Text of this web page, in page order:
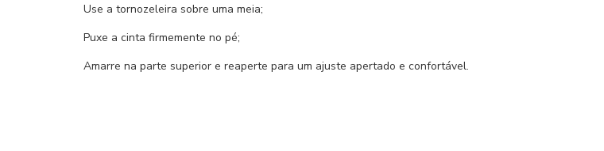
Use a tornozeleira sobre uma meia;
Puxe a cinta firmemente no pé;
Amarre na parte superior e reaperte para um ajuste apertado e confortável.